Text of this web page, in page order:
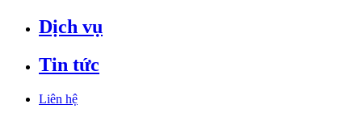
Dịch vụ
Tin tức
Liên hệ